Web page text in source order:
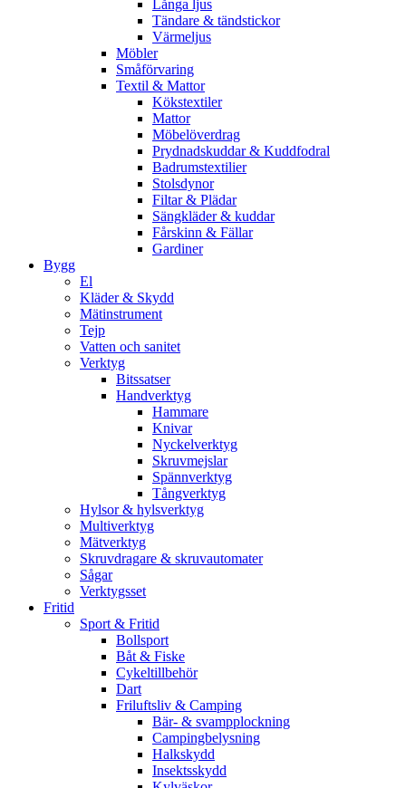
Långa ljus
Tändare & tändstickor
Värmeljus
Möbler
Småförvaring
Textil & Mattor
Kökstextiler
Mattor
Möbelöverdrag
Prydnadskuddar & Kuddfodral
Badrumstextilier
Stolsdynor
Filtar & Plädar
Sängkläder & kuddar
Fårskinn & Fällar
Gardiner
Bygg
El
Kläder & Skydd
Mätinstrument
Tejp
Vatten och sanitet
Verktyg
Bitssatser
Handverktyg
Hammare
Knivar
Nyckelverktyg
Skruvmejslar
Spännverktyg
Tångverktyg
Hylsor & hylsverktyg
Multiverktyg
Mätverktyg
Skruvdragare & skruvautomater
Sågar
Verktygsset
Fritid
Sport & Fritid
Bollsport
Båt & Fiske
Cykeltillbehör
Dart
Friluftsliv & Camping
Bär- & svampplockning
Campingbelysning
Halkskydd
Insektsskydd